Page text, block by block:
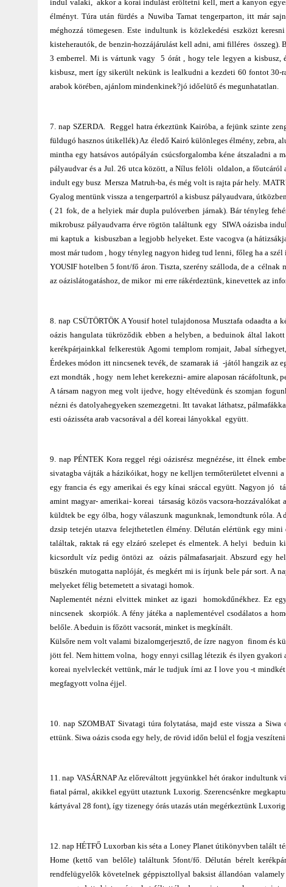
indul valaki, akkor a korai indulást erőltetni kell, mert a kanyon
élményt. Túra után fürdés a Nuwiba Tarnat tengerparton, itt már
méghozzá tömegesen. Este indultunk is közlekedési eszközt
kisteherautók, de benzin-hozzájárulást kell adni, ami filléres
3 emberrel. Mi is vártunk vagy 5 órát , hogy tele legyen a kisbusz,
kisbusz, mert így sikerült nekünk is lealkudni a kezdeti 60 fontot 30-
arabok körében, ajánlom mindenkinek?jó időelütő és megunhatatlan.
7. nap SZERDA. Reggel hatra érkeztünk Kairóba, a fejünk szinte
füldugó hasznos útikellék) Az éledő Kairó különleges élmény, zebra,
mintha egy hatsávos autópályán csúcsforgalomba kéne átszaladni
pályaudvar és a Jul. 26 utca között, a Nílus felöli oldalon, a főutcáról
indult egy busz Mersza Matruh-ba, és még volt is rajta pár hely.
Gyalog mentünk vissza a tengerpartról a kisbusz pályaudvara,
( 21 fok, de a helyiek már dupla pulóverben járnak). Bár tényleg
mikrobusz pályaudvarra érve rögtön találtunk egy SIWA oázisba
mi kaptuk a kisbuszban a legjobb helyeket. Este vacogva (a
most már tudom , hogy tényleg nagyon hideg tud lenni, főleg ha a
YOUSIF hotelben 5 font/fő áron. Tiszta, szerény szálloda, de a
az oázislátogatáshoz, de mikor mi erre rákérdeztünk, kinevettek az
8. nap CSÜTÖRTÖK A Yousif hotel tulajdonosa Musztafa odaadta
oázis hangulata tükröződik ebben a helyben, a beduinok által
kerékpárjainkkal felkerestük Agomi templom romjait, Jabal
Érdekes módon itt nincsenek tevék, de szamarak iá -jától hangzik az
ezt mondták , hogy nem lehet kerekezni- amire alaposan rácáfoltunk,
A társam nagyon meg volt ijedve, hogy eltévedünk és szomjan
nézni és datolyahegyeken szemezgetni. Itt tavakat láthatsz,
esti oázisséta arab vacsorával a dél koreai lányokkal együtt.
9. nap PÉNTEK Kora reggel régi oázisrész megnézése, itt élnek
sivatagba vájták a házikóikat, hogy ne kelljen termőterületet
egy francia és egy amerikai és egy kínai sráccal együtt. Nagyon jó
amint magyar- amerikai- koreai társaság közös vacsora-
küldtek be egy ólba, hogy válaszunk magunknak, lemondtunk róla.
dzsip tetején utazva felejthetetlen élmény. Délután elértünk egy
találtak, raktak rá egy elzáró szelepet és elmentek. A helyi beduin
kicsordult víz pedig öntözi az oázis pálmafasarjait. Abszurd egy
büszkén mutogatta naplóját, és megkért mi is írjunk bele pár sort. A
melyeket félig betemetett a sivatagi homok.
Naplementét nézni elvittek minket az igazi homokdűnékhez. Ez
nincsenek skorpiók. A fény játéka a naplementével csodálatos a
belőle. A beduin is főzött vacsorát, minket is megkínált.
Külsőre nem volt valami bizalomgerjesztő, de ízre nagyon finom és
jött fel. Nem hittem volna, hogy ennyi csillag létezik és ilyen gyakori
koreai nyelvleckét vettünk, már le tudjuk írni az I love you -t
megfagyott volna éjjel.
10. nap SZOMBAT Sivatagi túra folytatása, majd este vissza a
ettünk. Siwa oázis csoda egy hely, de rövid időn belül el fogja
11. nap VASÁRNAP Az előreváltott jegyünkkel hét órakor indultunk
fiatal párral, akikkel együtt utaztunk Luxorig. Szerencsénkre
kártyával 28 font), így tizenegy órás utazás után megérkeztünk
12. nap HÉTFŐ Luxorban kis séta a Loney Planet útikönyvben talált
Home (kettő van belőle) találtunk 5font/fő. Délután bérelt
rendfelügyelők követelnek géppisztollyal baksist állandóan